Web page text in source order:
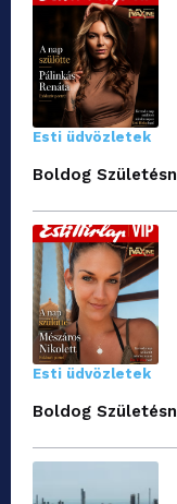
Esti üdvözletek
Boldog
Esti üdvözletek
Boldog